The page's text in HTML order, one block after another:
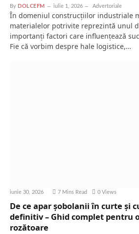
By DOLCEFM iulie 1, 2026 Advertoriale
În domeniul construcțiilor industriale
materialelor potrivite reprezintă unul
importanți factori care influențează
Fie că vorbim despre hale logistice,…
iunie 30, 2026 7 Mins Read 0 Views
De ce apar șobolanii în curte și
definitiv – Ghid complet pentru
rozătoare